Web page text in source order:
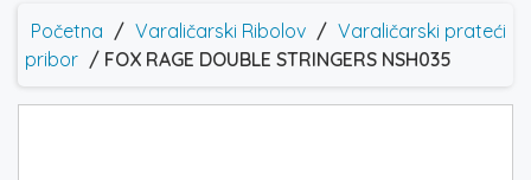
Početna / Varaličarski Ribolov / Varaličarski prateći
pribor / FOX RAGE DOUBLE STRINGERS NSH035